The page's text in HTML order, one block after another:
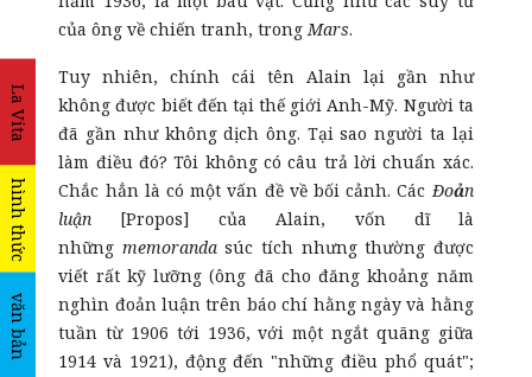
La Vita
hình thức
văn bản
của ông về chiến tranh, trongMars.
Tuy nhiên, chính cái tên Alain lại gần như
không được biết đến tại thế giới Anh-Mỹ. Người ta
đã gần như không dịch ông. Tại sao người ta lại
làm điều đó? Tôi không có câu trả lời chuẩn xác.
Chắc hẳn là có một vấn đề về bối cảnh. CácĐoản
luận [Propos] của Alain, vốn dĩ là
những memorandasúc tích nhưng thường được
viết rất kỹ lưỡng (ông đã cho đăng khoảng năm
nghìn đoản luận trên báo chí hằng ngày và hằng
tuần từ 1906 tới 1936, với một ngắt quãng giữa
1914 và 1921), động đến "những điều phổ quát";